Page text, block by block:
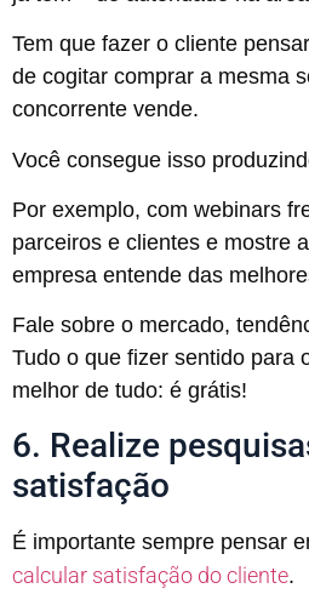
Tem que fazer o cliente
de cogitar comprar a mesma
concorrente vende.
Você consegue isso
Por exemplo, com webinars
parceiros e clientes e mostre
empresa entende das
Fale sobre o mercado,
Tudo o que fizer sentido para
melhor de tudo: é grátis!
6. Realize
satisfação
É importante sempre pensar
calcular satisfação do cliente.